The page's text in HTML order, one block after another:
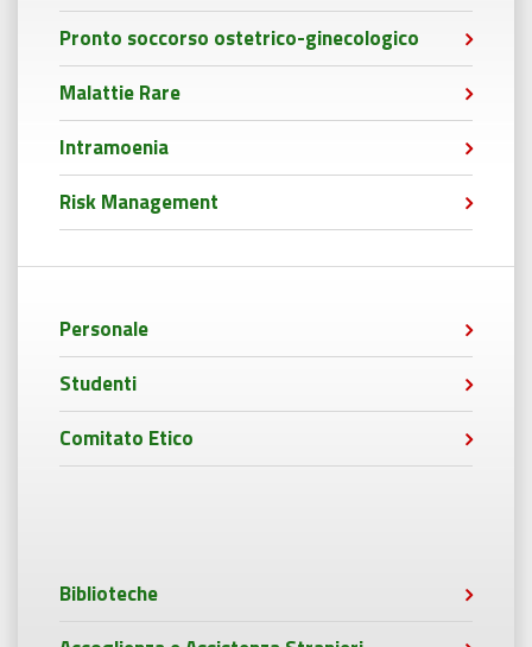
Pronto soccorso ostetrico-ginecologico
Malattie Rare
Intramoenia
Risk Management
Personale
Studenti
Comitato Etico
Biblioteche